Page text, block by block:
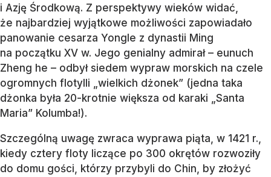
i Azję Środkową. Z perspektywy wieków widać,
że najbardziej wyjątkowe możliwości zapowiadało
panowanie cesarza Yongle z dynastii Ming
na początku XV w. Jego genialny admirał – eunuch
Zheng he – odbył siedem wypraw morskich na czele
ogromnych flotylli „wielkich dżonek” (jedna taka
dżonka była 20-krotnie większa od karaki „Santa
Maria” Kolumba!).
Szczególną uwagę zwraca wyprawa piąta, w 1421 r.,
kiedy cztery floty liczące po 300 okrętów rozwoziły
do domu gości, którzy przybyli do Chin, by złożyć